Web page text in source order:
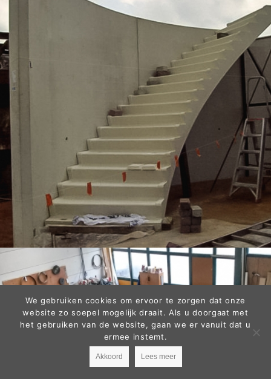
We gebruiken cookies om ervoor te zorgen dat onze
website zo soepel mogelijk draait. Als u doorgaat met
het gebruiken van de website, gaan we er vanuit dat u
ermee instemt.
Akkoord Lees meer